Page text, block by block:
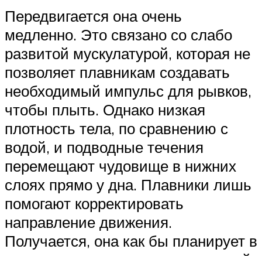
Передвигается она очень
медленно. Это связано со слабо
развитой мускулатурой, которая не
позволяет плавникам создавать
необходимый импульс для рывков,
чтобы плыть. Однако низкая
плотность тела, по сравнению с
водой, и подводные течения
перемещают чудовище в нижних
слоях прямо у дна. Плавники лишь
помогают корректировать
направление движения.
Получается, она как бы планирует в